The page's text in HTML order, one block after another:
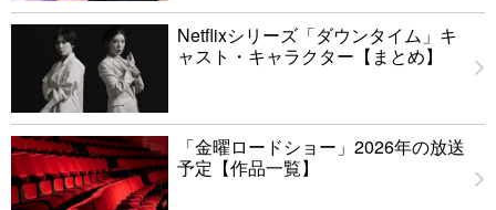
Netflixシリーズ「ダウンタイム」キ
ャスト・キャラクター【まとめ】
「金曜ロードショー」2026年の放送
予定【作品一覧】